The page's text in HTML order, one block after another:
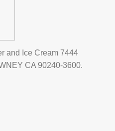
and Ice Cream 7444
CA 90240-3600.